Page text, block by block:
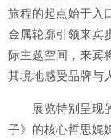
旅程的起点始于入
金属轮廓引领来宾
际主题空间，来宾
其境地感受品牌与
展览特别呈现
子》的核心哲思娓